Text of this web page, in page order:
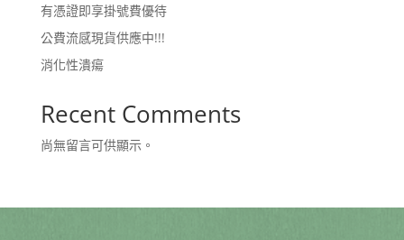
有憑證即享掛號費優待
公費流感現貨供應中!!!
消化性潰瘍
Recent Comments
尚無留言可供顯示。